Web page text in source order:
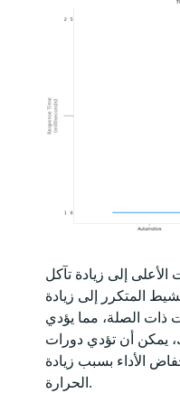
إلى زيادة تآكل
المتكرر إلى زيادة
ذات الصلة، مما يؤدي
يمكن أن تؤدي دورات
الأداء بسبب زيادة
الحرارة.